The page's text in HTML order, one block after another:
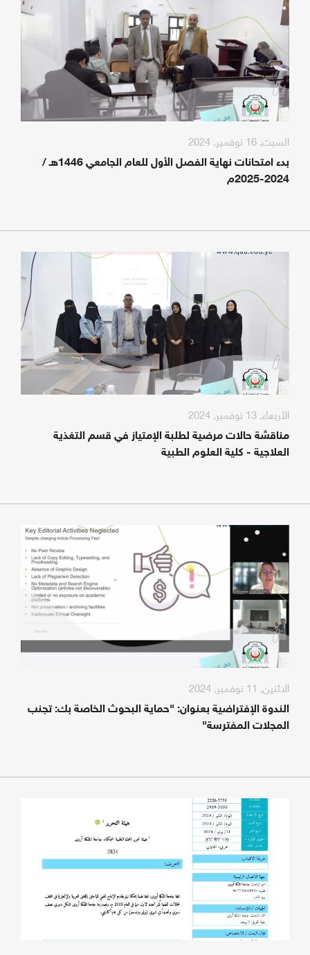
السبت, 16 نوفمبر, 2024
بدء امتحانات نهاية الفصل الأول للعام الجامعي 1446هـ /
2024-2025م
الأربعاء, 13 نوفمبر, 2024
مناقشة حالات مرضية لطلبة الإمتياز في قسم التغذية
العلاجية - كلية العلوم الطبية
الاثنين, 11 نوفمبر, 2024
الندوة الإفتراضية بعنوان: "حماية البحوث الخاصة بك: تجنب
المجلات المفترسة"